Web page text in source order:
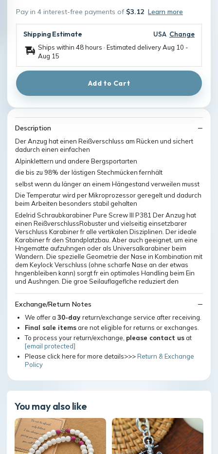
Pay in 4 interest-free payments of $3.12 Learn more
Shipping Estimate USA Change
Ships within 48 hours · Estimated deliveryAug 10 -
Aug 15
Add to Cart
Description
Der Anzug hat einen Reißverschluss am Rücken und sichert
dadurch einen einfachen
Alpinklettern und andere Bergsportarten
die bis zu 98% der lästigen Stechmücken fernhält
selbst wenn du länger an einem Hängestand verweilen musst
Die Temperatur wird per Mikroprozessor geregelt und dadurch
beim Arbeiten besonders stabil gehalten
Edelrid Schraubkarabiner Pure Screw III P381 Der Anzug hat
einen ReißverschlussRobuster und vielseitig einsetzbarer
Verschluss Karabiner fr alle vertikalen Disziplinen. Der ideale
Karabiner fr den Standplatzbau. Aber auch geeignet, um eine
Hngematte aufzuhngen oder als Universalkarabiner beim
Wandern. Die spezielle Geometrie der Nase in Kombination mit
dem Keylock Verschluss (ohne scharfe Nase an der etwas
hngenbleiben kann) sorgt fr ein optimales Handling beim Ein
und Aushngen. Die groe Seilauflageflche reduziert den
Exchange/Return Notes
We offer a 30-day return/exchange service after receiving.
Final sale itemsare not eligible for returns or exchanges.
To process your return/exchange, please contact usat
[email protected]
Please click here for more details>>>Return & Exchange
Policy
You may also like